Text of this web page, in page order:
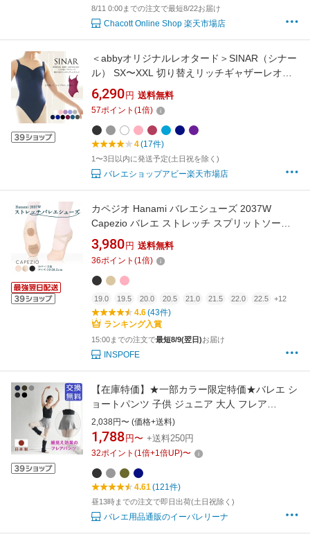
8/11 0:00までの注文で最短8/22お届け
Chacott Online Shop 楽天市場店
＜abbyオリジナルレオタード＞SINAR（シナー
ル） SX〜XXL 切り替えリッチギャザーレオタ
ード 裏地付き 指導者目線で作ったレオター
ド キッズ ジュニア※2枚までメール便可 【ま
とめ割対象】【M】
6,290 円 送料無料
57ポイント (1倍)
4(17件)
1〜3日以内に発送予定(土日祝を除く)
バレエショップアビー楽天市場店
カペジオ Hanami バレエシューズ 2037W
Capezio バレエ ストレッチ スプリットソール
キャンバス ダンス フラダンス コンクール レッ
スン 練習 オーディション コンテンポラリー レ
ディース 女性 メンズ 男性 ライトピンク ブラッ
ク ベージュ
3,980 円 送料無料
36ポイント (1倍)
19.0 19.5 20.0 20.5 21.0 21.5 22.0 22.5 +12
4.6(43件)
ランキング入賞
15:00までの注文で最短8/9(翌日)お届け
INSPOFE
【在庫特価】★一部カラー限定特価★バレエ シ
ョートパンツ 子供 ジュニア 大人 フレア
Std（スタンダード）日本製 ボトムス キッズ 美
尻 体型カバー 透けない 練習 着 レッスン レデ
ィース ウォームアップ 黒 カーキ 紺 チャコール
2,038円〜 (価格+送料)
1,788 円〜 +送料250円
32ポイント (1倍+1倍UP)〜
4.61(121件)
昼13時までの注文で即日出荷(土日祝除く)
バレエ用品通販のイーバレリーナ